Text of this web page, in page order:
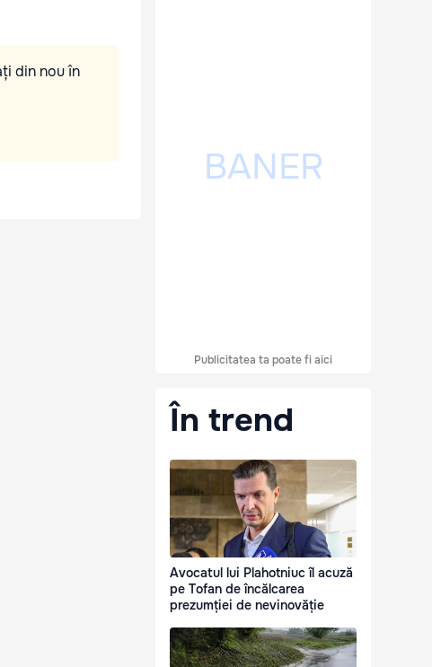
din nou în
Publicitatea ta poate fi aici
În trend
Avocatul lui Plahotniuc îl acuză
pe Tofan de încălcarea
prezumției de nevinovăție